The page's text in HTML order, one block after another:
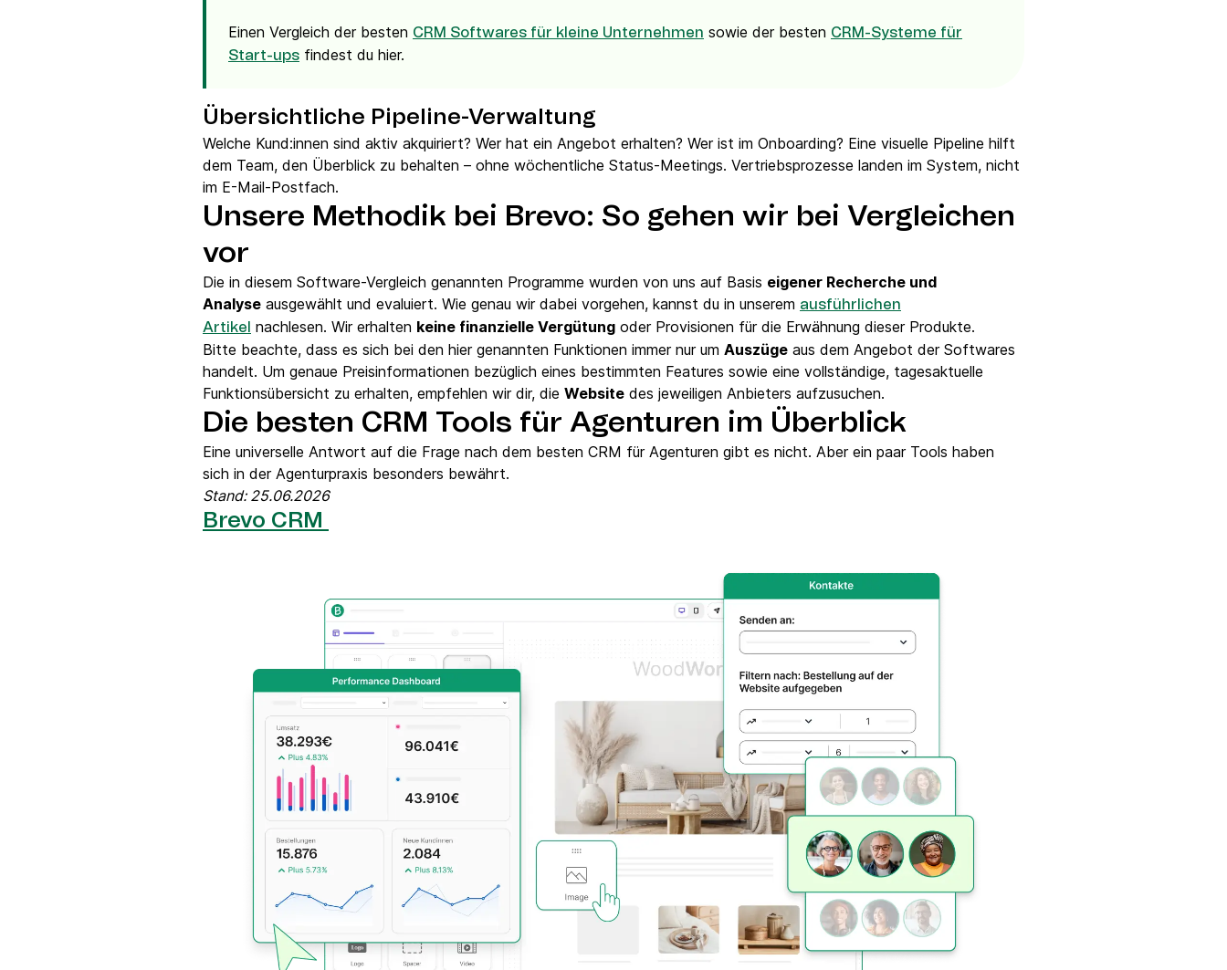
Einen Vergleich der besten CRM Softwares für kleine Unternehmen sowie der besten CRM-Systeme für
Start-ups findest du hier.
Übersichtliche Pipeline-Verwaltung
Welche Kund:innen sind aktiv akquiriert? Wer hat ein Angebot erhalten? Wer ist im Onboarding? Eine visuelle Pipeline hilft
dem Team, den Überblick zu behalten – ohne wöchentliche Status-Meetings. Vertriebsprozesse landen im System, nicht
im E-Mail-Postfach.
Unsere Methodik bei Brevo: So gehen wir bei Vergleichen
vor
Die in diesem Software-Vergleich genannten Programme wurden von uns auf Basis eigener Recherche und
Analyse ausgewählt und evaluiert. Wie genau wir dabei vorgehen, kannst du in unserem ausführlichen
Artikel
nachlesen. Wir erhalten keine finanzielle Vergütung oder Provisionen für die Erwähnung dieser Produkte.
Bitte beachte, dass es sich bei den hier genannten Funktionen immer nur um Auszüge aus dem Angebot der Softwares
handelt. Um genaue Preisinformationen bezüglich eines bestimmten Features sowie eine vollständige, tagesaktuelle
Funktionsübersicht zu erhalten, empfehlen wir dir, die Website des jeweiligen Anbieters aufzusuchen.
Die besten CRM Tools für Agenturen im Überblick
Eine universelle Antwort auf die Frage nach dem besten CRM für Agenturen gibt es nicht. Aber ein paar Tools haben
sich in der Agenturpraxis besonders bewährt.
Stand: 25.06.2026
Brevo CRM